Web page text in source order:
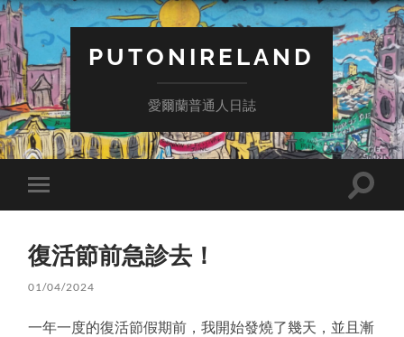
PUTONIRELAND
愛爾蘭普通人日誌
Toggle
mobile
Toggle
復活節前急診去！
01/04/2024
一年一度的復活節假期前，我開始發燒了幾天，並且漸